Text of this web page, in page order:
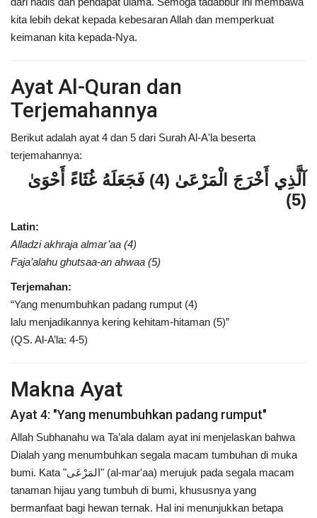
kita lebih dekat kepada kebesaran Allah dan memperkuat
keimanan kita kepada-Nya.
Ayat Al-Quran dan
Terjemahannya
Berikut adalah ayat 4 dan 5 dari Surah Al-A'la beserta
terjemahannya:
آلَّذِي أَخْرَجَ الْمَرْعَىٰ (4) فَجَعَلَهُ غُثَاءً أَحْوَىٰ
(5)
Latin:
Alladzi akhraja almar’aa (4)
Faja’alahu ghutsaa-an ahwaa (5)
Terjemahan:
“Yang menumbuhkan padang rumput (4)
lalu menjadikannya kering kehitam-hitaman (5)”
(QS. Al-A’la: 4-5)
Makna Ayat
Ayat 4: "Yang menumbuhkan padang rumput"
Allah Subhanahu wa Ta’ala dalam ayat ini menjelaskan bahwa
Dialah yang menumbuhkan segala macam tumbuhan di muka
bumi. Kata "المَرْعَى" (al-mar'aa) merujuk pada segala macam
tanaman hijau yang tumbuh di bumi, khususnya yang
bermanfaat bagi hewan ternak. Hal ini menunjukkan betapa